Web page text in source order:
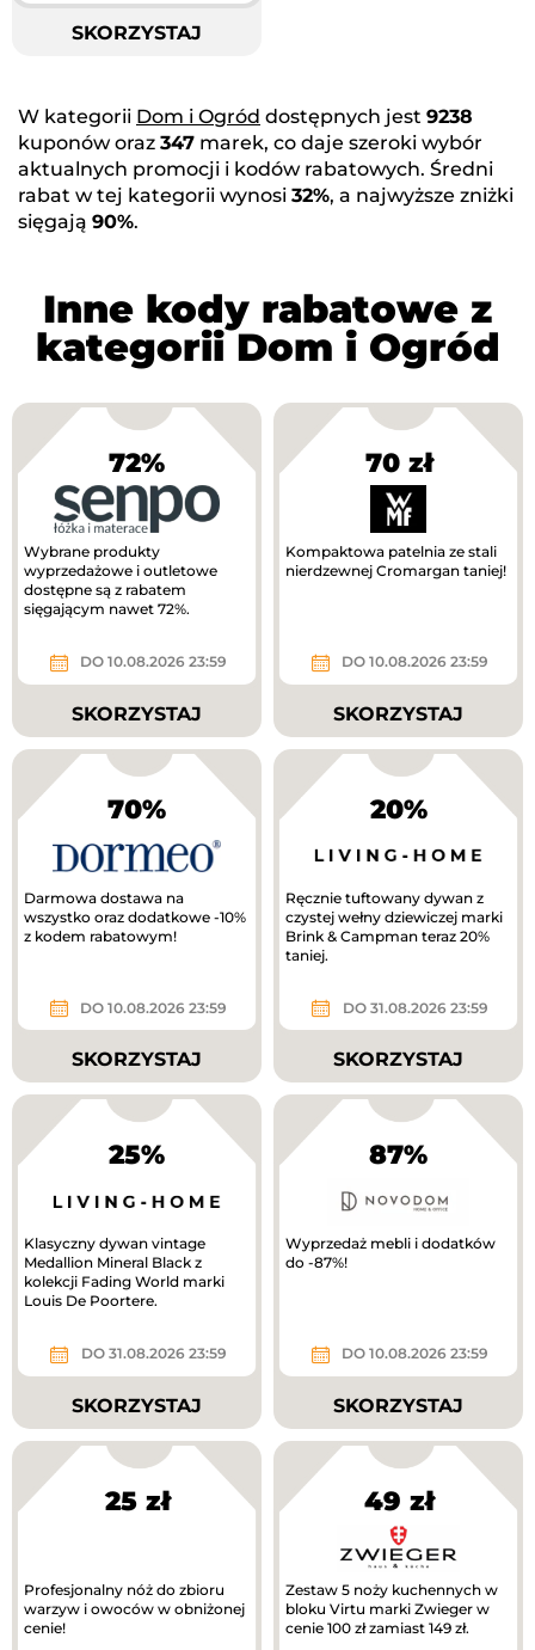
SKORZYSTAJ
W kategorii Dom i Ogród dostępnych jest 9238
kuponów oraz 347 marek, co daje szeroki wybór
aktualnych promocji i kodów rabatowych. Średni
rabat w tej kategorii wynosi 32%, a najwyższe zniżki
sięgają 90%.
Inne kody rabatowe z
kategorii Dom i Ogród
72%
Wybrane produkty
wyprzedażowe i outletowe
dostępne są z rabatem
sięgającym nawet 72%.
DO 10.08.2026 23:59
SKORZYSTAJ
70 zł
Kompaktowa patelnia ze stali
nierdzewnej Cromargan taniej!
DO 10.08.2026 23:59
SKORZYSTAJ
70%
Darmowa dostawa na
wszystko oraz dodatkowe -10%
z kodem rabatowym!
DO 10.08.2026 23:59
SKORZYSTAJ
20%
Ręcznie tuftowany dywan z
czystej wełny dziewiczej marki
Brink & Campman teraz 20%
taniej.
DO 31.08.2026 23:59
SKORZYSTAJ
25%
Klasyczny dywan vintage
Medallion Mineral Black z
kolekcji Fading World marki
Louis De Poortere.
DO 31.08.2026 23:59
SKORZYSTAJ
87%
Wyprzedaż mebli i dodatków
do -87%!
DO 10.08.2026 23:59
SKORZYSTAJ
25 zł
Profesjonalny nóż do zbioru
warzyw i owoców w obniżonej
cenie!
49 zł
Zestaw 5 noży kuchennych w
bloku Virtu marki Zwieger w
cenie 100 zł zamiast 149 zł.